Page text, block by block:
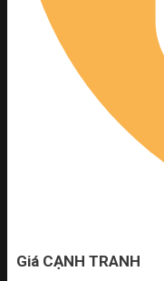
Giá CẠNH TRANH